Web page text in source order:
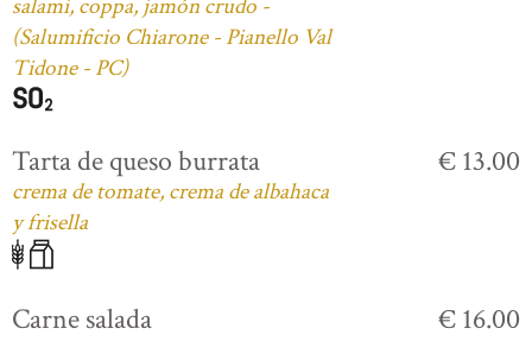
salami, coppa, jamón crudo -
(Salumificio Chiarone - Pianello Val
Tidone - PC)
Tarta de queso burrata
crema de tomate, crema de albahaca
y frisella
€ 13.00
Carne salada € 16.00